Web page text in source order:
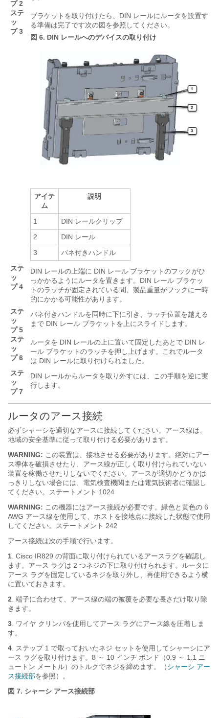
プ 2
ステ
ッ
プ 3
ブラケットを取り付けたら、DIN レールにルータを設置す
る準備は完了です次の図を参照してください。
図 6. DIN レールへのデバイスの取り付け
アイテ
ム
説明
1
DIN レールクリップ
2
DIN レール
3
バネ付きハンドル
ステ
ッ
プ 4
DIN レールの上端に DIN レール ブラケットのフックがひ
っかかるようにルータを置きます。DIN レール ブラケッ
トのラッチが固定されている間、製品重量がフックに一時
的にかかる可能性があります。
ステ
ッ
プ 5
バネ付きハンドルを同時に下に引き、ラッチ位置を越える
まで DIN レール ブラケットを上にスライドします。
ステ
ッ
プ 6
ルータを DIN レールの上に置いて固定したあとで DIN レ
ール ブラケットのラッチを押し上げます。これでルータ
は DIN レールに取り付けられました。
ステ
ッ
プ 7
DIN レールからルータを取り外すには、この手順を逆に実
行します。
ルータのアース接続
必ずシャーシを適切なアースに接続してください。アース線は、
地域の安全基準に従って取り付ける必要があります。
WARNING: この装置は、接地させる必要があります。絶対にアー
ス導体を破損させたり、アース線が正しく取り付けられていない
装置を稼働させたりしないでください。アースが適切かどうかは
っきりしない場合には、電気検査機関または電気技術者に確認し
てください。ステートメント 1024
WARNING: この機器にはアース接続が必要です。緑色と黄色の 6
AWG アース線を使用して、ホストを接地点に接続した状態で使用
してください。ステートメント 242
アース接続は次の手順で行います。
1. Cisco IR829 の背面に取り付けられているアースラグを確認し
ます。アース ラグは 2 つネジの下に取り付けられます。ルータに
アース ラグを固定しているネジを取り外し、再使用できるよう横
に置いておきます。
2. 端子に合わせて、アース線の端の被覆を必要な長さだけ取り除
きます。
3. ワイヤ クリンパを使用してアース ラグにアース線を圧着しま
す。
4. ステップ 1 で取っておいたネジ セットを使用してシャーシにア
ース ラグを取り付けます。8 ～ 10 インチ ポンド（0.9 ～ 1.1 ニ
ュートン メートル）のトルクでネジを締めます。（シャーシ アー
ス接続部を参照）。
図 7. シャーシ アース接続部